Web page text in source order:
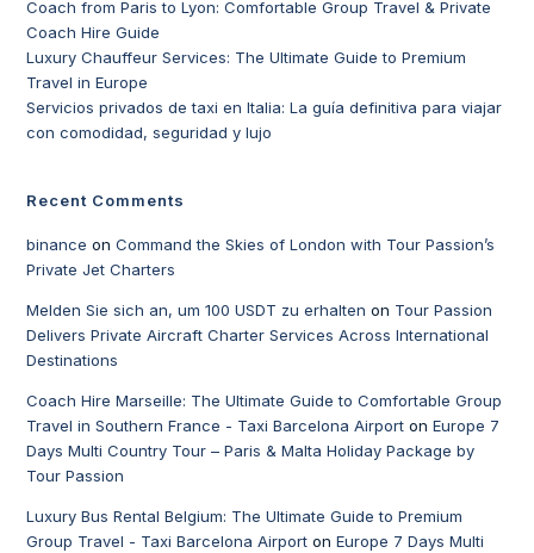
Coach from Paris to Lyon: Comfortable Group Travel & Private
Coach Hire Guide
Luxury Chauffeur Services: The Ultimate Guide to Premium
Travel in Europe
Servicios privados de taxi en Italia: La guía definitiva para viajar
con comodidad, seguridad y lujo
Recent Comments
binance onCommand the Skies of London with Tour Passion’s
Private Jet Charters
Melden Sie sich an, um 100 USDT zu erhalten on Tour Passion
Delivers Private Aircraft Charter Services Across International
Destinations
Coach Hire Marseille: The Ultimate Guide to Comfortable Group
Travel in Southern France - Taxi Barcelona Airport onEurope 7
Days Multi Country Tour – Paris & Malta Holiday Package by
Tour Passion
Luxury Bus Rental Belgium: The Ultimate Guide to Premium
Group Travel - Taxi Barcelona Airport onEurope 7 Days Multi